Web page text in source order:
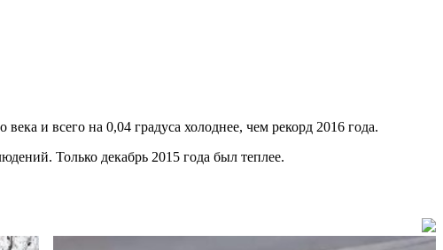
и всего на 0,04 градуса холоднее, чем рекорд 2016 года.
Только декабрь 2015 года был теплее.